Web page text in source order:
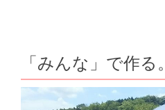
「みんな」で作る。